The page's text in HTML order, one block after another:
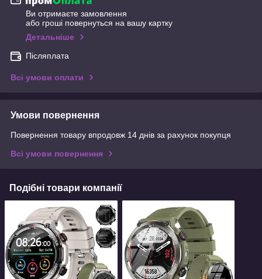
Ви отримаєте замовлення
або гроші повернуться на вашу картку
Детальніше
Післяплата
Всі умови оплати
Умови повернення
Повернення товару впродовж 14 днів за рахунок покупця
Всі умови повернення
Подібні товари компанії